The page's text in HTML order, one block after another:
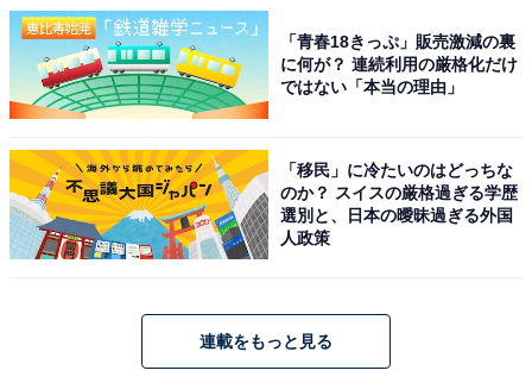
「青春18きっぷ」販売激減の裏
に何が？ 連続利用の厳格化だけ
ではない「本当の理由」
「移民」に冷たいのはどっちな
のか？ スイスの厳格過ぎる学歴
選別と、日本の曖昧過ぎる外国
人政策
連載をもっと見る